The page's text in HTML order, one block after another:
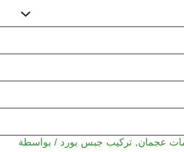
عجمان, تركيب جبس بورد / بواسطة